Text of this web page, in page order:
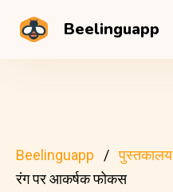
Beelinguapp
Beelinguapp पुस्तकालय
रंग पर आकर्षक फोकस